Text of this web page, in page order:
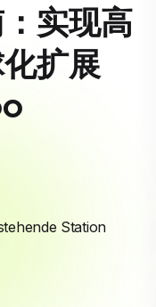
实现高
扩展
Station